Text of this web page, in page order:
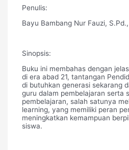
Penulis:
Bayu Bambang Nur Fauzi,
Sinopsis:
Buku ini membahas dengan
di era abad 21, tantangan
di butuhkan generasi sekarang
guru dalam pembelajaran serta
pembelajaran, salah satunya
learning, yang memiliki peran
meningkatkan kemampuan
siswa.